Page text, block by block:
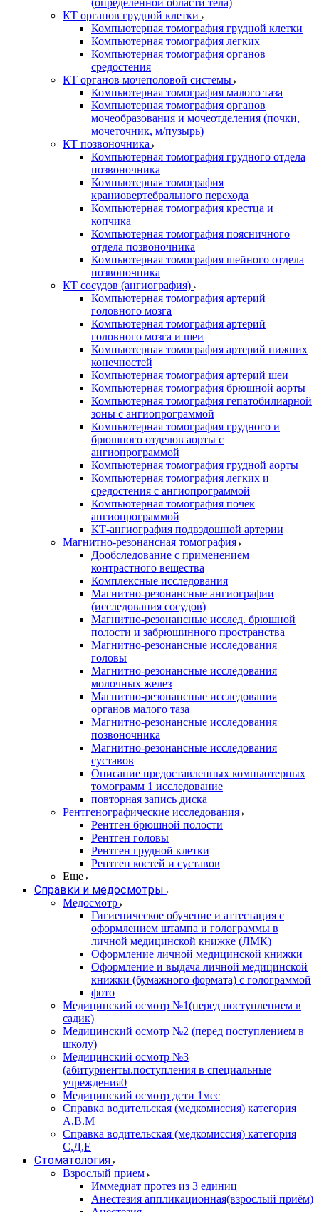
(определенной области тела)
КТ органов грудной клетки
Компьютерная томография грудной клетки
Компьютерная томография легких
Компьютерная томография органов
средостения
КТ органов мочеполовой системы
Компьютерная томография малого таза
Компьютерная томография органов
мочеобразования и мочеотделения (почки,
мочеточник, м/пузырь)
КТ позвоночника
Компьютерная томография грудного отдела
позвоночника
Компьютерная томография
краниовертебрального перехода
Компьютерная томография крестца и
копчика
Компьютерная томография поясничного
отдела позвоночника
Компьютерная томография шейного отдела
позвоночника
КТ сосудов (ангиография)
Компьютерная томография артерий
головного мозга
Компьютерная томография артерий
головного мозга и шеи
Компьютерная томография артерий нижних
конечностей
Компьютерная томография артерий шеи
Компьютерная томография брюшной аорты
Компьютерная томография гепатобилиарной
зоны с ангиопрограммой
Компьютерная томография грудного и
брюшного отделов аорты с
ангиопрограммой
Компьютерная томография грудной аорты
Компьютерная томография легких и
средостения с ангиопрограммой
Компьютерная томография почек
ангиопрограммой
КТ-ангиография подвздошной артерии
Магнитно-резонансная томография
Дообследование с применением
контрастного вещества
Комплексные исследования
Магнитно-резонансные ангиографии
(исследования сосудов)
Магнитно-резонансные исслед. брюшной
полости и забрюшинного пространства
Магнитно-резонансные исследования
головы
Магнитно-резонансные исследования
молочных желез
Магнитно-резонансные исследования
органов малого таза
Магнитно-резонансные исследования
позвоночника
Магнитно-резонансные исследования
суставов
Описание предоставленных компьютерных
томограмм 1 исследование
повторная запись диска
Рентгенографические исследования
Рентген брюшной полости
Рентген головы
Рентген грудной клетки
Рентген костей и суставов
Еще
Справки и медосмотры
Медосмотр
Гигиеническое обучение и аттестация с
оформлением штампа и голограммы в
личной медицинской книжке (ЛМК)
Оформление личной медицинской книжки
Оформление и выдача личной медицинской
книжки (бумажного формата) с голограммой
фото
Медицинский осмотр №1(перед поступлением в
садик)
Медицинский осмотр №2 (перед поступлением в
школу)
Медицинский осмотр №3
(абитуриенты.поступления в специальные
учреждения0
Медицинский осмотр дети 1мес
Справка водительская (медкомиссия) категория
А,В.М
Справка водительская (медкомиссия) категория
С,Д,Е
Стоматология
Взрослый прием
Иммедиат протез из 3 единиц
Анестезия аппликационная(взрослый приём)